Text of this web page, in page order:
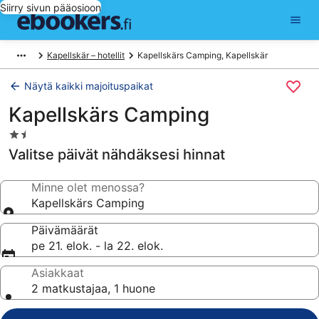
Siirry sivun pääosioon
Kapellskär – hotellit Kapellskärs Camping, Kapellskär
Näytä kaikki majoituspaikat
Kapellskärs Camping
1.5
tähden
majoituspaikka
Valitse päivät nähdäksesi hinnat
Minne olet menossa?
Kapellskärs Camping
Päivämäärät
pe 21. elok. - la 22. elok.
Asiakkaat
2 matkustajaa, 1 huone